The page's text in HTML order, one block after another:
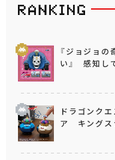
『ジョジョ
い』 感知し
ドラゴンク
ア キングス